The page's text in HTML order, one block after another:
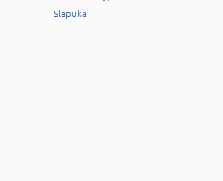
Slapukai